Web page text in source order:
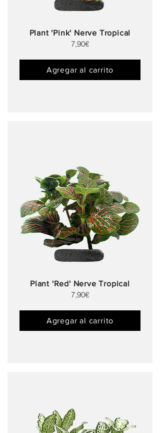
Plant 'Pink' Nerve Tropical
7,90€
Agregar al carrito
Plant 'Red' Nerve Tropical
7,90€
Agregar al carrito